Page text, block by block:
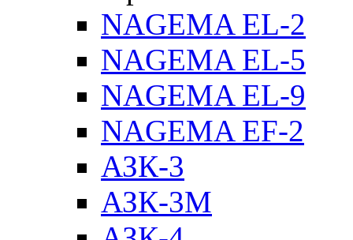
NAGEMA EL-2
NAGEMA EL-5
NAGEMA EL-9
NAGEMA EF-2
АЗК-3
АЗК-3М